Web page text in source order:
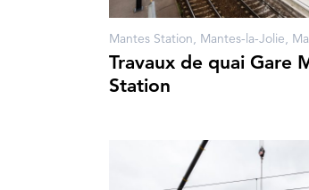
Travaux de quai Gare
Station